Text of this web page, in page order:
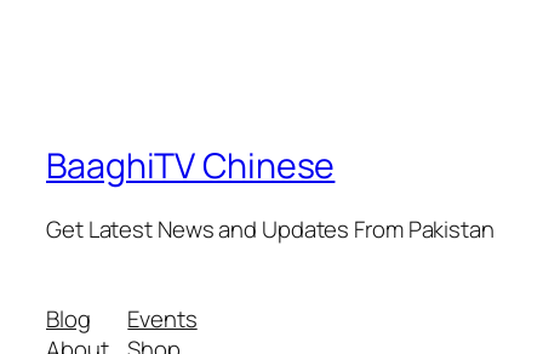
BaaghiTV Chinese
Get Latest News and Updates From Pakistan
Blog
Events